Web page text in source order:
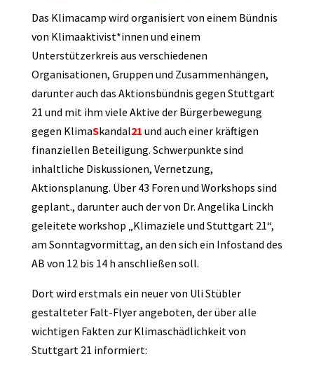
Das Klimacamp wird organisiert von einem Bündnis
von Klimaaktivist*innen und einem
Unterstützerkreis aus verschiedenen
Organisationen, Gruppen und Zusammenhängen,
darunter auch das Aktionsbündnis gegen Stuttgart
21 und mit ihm viele Aktive der Bürgerbewegung
gegen KlimaSkandal21 und auch einer kräftigen
finanziellen Beteiligung. Schwerpunkte sind
inhaltliche Diskussionen, Vernetzung,
Aktionsplanung. Über 43 Foren und Workshops sind
geplant., darunter auch der von Dr. Angelika Linckh
geleitete workshop „Klimaziele und Stuttgart 21“,
am Sonntagvormittag, an den sich ein Infostand des
AB von 12 bis 14 h anschließen soll.
Dort wird erstmals ein neuer von Uli Stübler
gestalteter Falt-Flyer angeboten, der über alle
wichtigen Fakten zur Klimaschädlichkeit von
Stuttgart 21 informiert: